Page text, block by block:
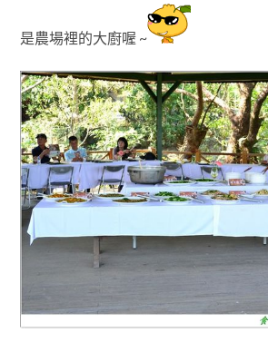
是農場裡的大廚喔 ~